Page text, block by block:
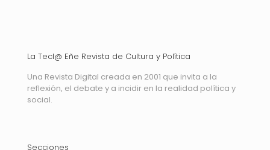
La Tecl@ Eñe Revista de Cultura y Política
Una Revista Digital creada en 2001 que invita a la
reflexión, el debate y a incidir en la realidad política y
social.
Secciones